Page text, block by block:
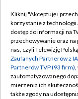
Abonament TVP
Emisja w TVP
Centrum
Naziemna
Kliknij "Akceptuję i
korzystanie z technologii
dostęp do informacji na
przechowywanie oraz
nas, czyli Telewizję
Zaufanych Partnerów z
Partnerów TVP (93 firm),
zautomatyzowanego
mierzenia ich
także zgody na